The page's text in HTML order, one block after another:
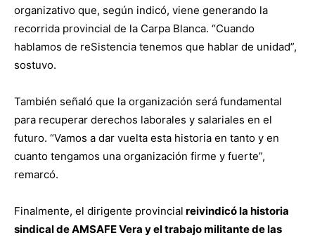
organizativo que, según indicó, viene generando la
recorrida provincial de la Carpa Blanca. “Cuando
hablamos de reSistencia tenemos que hablar de unidad”,
sostuvo.
También señaló que la organización será fundamental
para recuperar derechos laborales y salariales en el
futuro. “Vamos a dar vuelta esta historia en tanto y en
cuanto tengamos una organización firme y fuerte”,
remarcó.
Finalmente, el dirigente provincial reivindicó la historia
sindical de AMSAFE Vera y el trabajo militante de las